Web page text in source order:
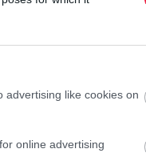
advertising like cookies on
online advertising
irányban halad.
több mint